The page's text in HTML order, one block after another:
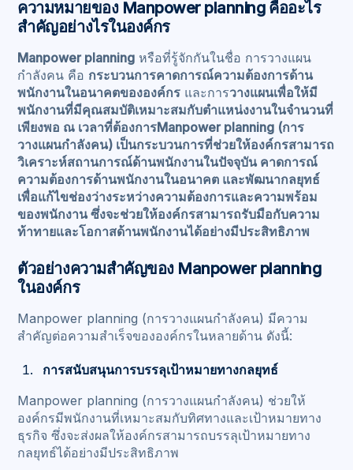
ความหมายของ Manpower planning คืออะไร
สำคัญอย่างไรในองค์กร
Manpower planning หรือที่รู้จักกันในชื่อ การวางแผน
กำลังคน คือ กระบวนการคาดการณ์ความต้องการด้าน
พนักงานในอนาคตขององค์กร และการวางแผนเพื่อให้มี
พนักงานที่มีคุณสมบัติเหมาะสมกับตำแหน่งงานในจำนวนที่
เพียงพอ ณ เวลาที่ต้องการManpower planning (การ
วางแผนกำลังคน) เป็นกระบวนการที่ช่วยให้องค์กรสามารถ
วิเคราะห์สถานการณ์ด้านพนักงานในปัจจุบัน คาดการณ์
ความต้องการด้านพนักงานในอนาคต และพัฒนากลยุทธ์
เพื่อแก้ไขช่องว่างระหว่างความต้องการและความพร้อม
ของพนักงาน ซึ่งจะช่วยให้องค์กรสามารถรับมือกับความ
ท้าทายและโอกาสด้านพนักงานได้อย่างมีประสิทธิภาพ
ตัวอย่างความสำคัญของ Manpower planning
ในองค์กร
Manpower planning (การวางแผนกำลังคน) มีความ
สำคัญต่อความสำเร็จขององค์กรในหลายด้าน ดังนี้:
การสนับสนุนการบรรลุเป้าหมายทางกลยุทธ์
Manpower planning (การวางแผนกำลังคน) ช่วยให้
องค์กรมีพนักงานที่เหมาะสมกับทิศทางและเป้าหมายทาง
ธุรกิจ ซึ่งจะส่งผลให้องค์กรสามารถบรรลุเป้าหมายทาง
กลยุทธ์ได้อย่างมีประสิทธิภาพ